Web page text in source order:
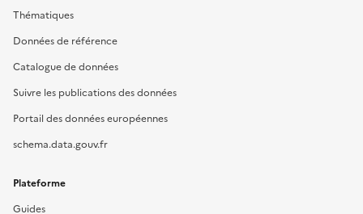
Thématiques
Données de référence
Catalogue de données
Suivre les publications des données
Portail des données européennes
schema.data.gouv.fr
Plateforme
Guides